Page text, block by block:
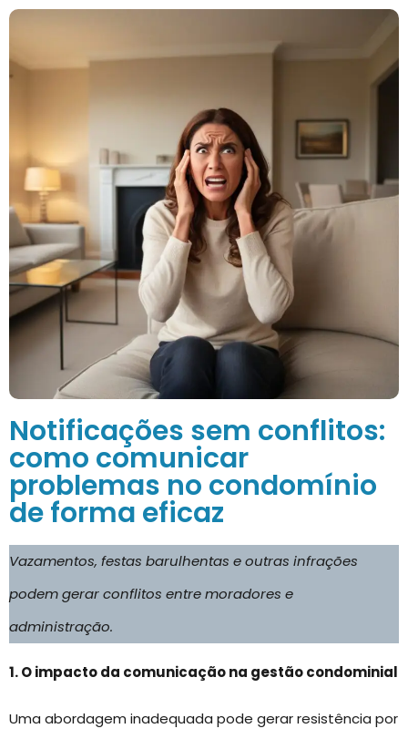
Notificações sem conflitos:
como comunicar
problemas no condomínio
de forma eficaz
Vazamentos, festas barulhentas e outras infrações
podem gerar conflitos entre moradores e
administração.
1. O impacto da comunicação na gestão condominial
Uma abordagem inadequada pode gerar resistência por